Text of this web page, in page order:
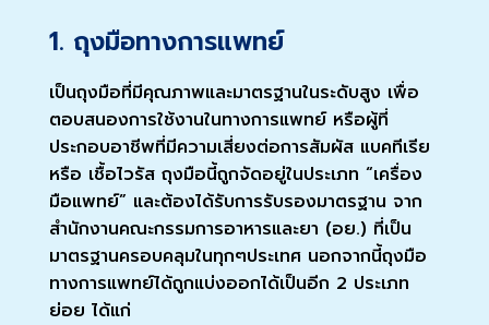
1. ถุงมือทางการแพทย์
เป็นถุงมือที่มีคุณภาพและมาตรฐานในระดับสูง เพื่อ
ตอบสนองการใช้งานในทางการแพทย์ หรือผู้ที่
ประกอบอาชีพที่มีความเสี่ยงต่อการสัมผัส แบคทีเรีย
หรือ เชื้อไวรัส ถุงมือนี้ถูกจัดอยู่ในประเภท “เครื่อง
มือแพทย์” และต้องได้รับการรับรองมาตรฐาน จาก
สำนักงานคณะกรรมการอาหารและยา (อย.) ที่เป็น
มาตรฐานครอบคลุมในทุกๆประเทศ นอกจากนี้ถุงมือ
ทางการแพทย์ได้ถูกแบ่งออกได้เป็นอีก 2 ประเภท
ย่อย ได้แก่